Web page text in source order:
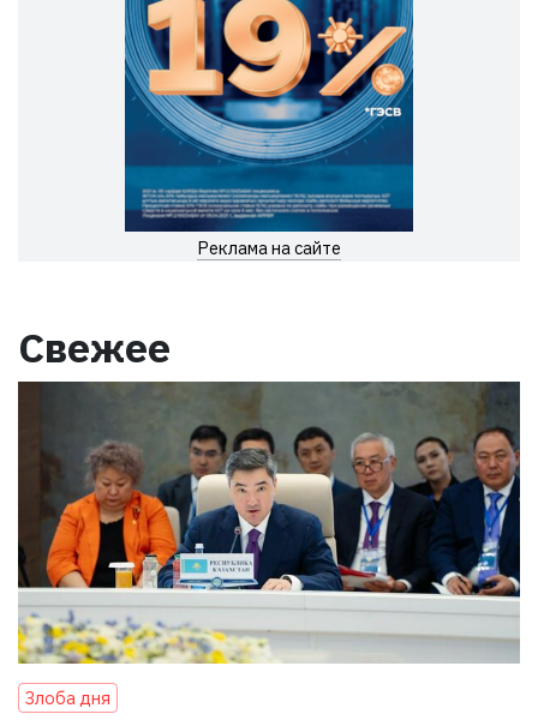
Реклама на сайте
Свежее
Злоба дня